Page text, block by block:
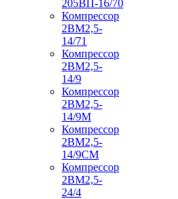
205ВП-16/70
Компрессор
2ВМ2,5-
14/71
Компрессор
2ВМ2,5-
14/9
Компрессор
2ВМ2,5-
14/9М
Компрессор
2ВМ2,5-
14/9СМ
Компрессор
2ВМ2,5-
24/4